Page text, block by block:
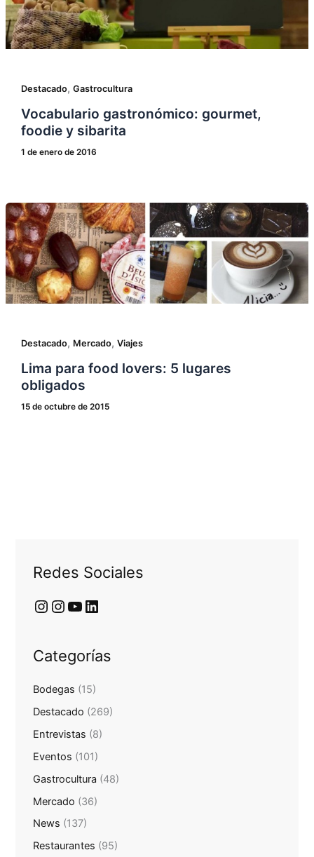
Destacado, Gastrocultura
Vocabulario gastronómico: gourmet,
foodie y sibarita
1 de enero de 2016
Destacado, Mercado, Viajes
Lima para food lovers: 5 lugares
obligados
15 de octubre de 2015
Redes Sociales
Categorías
Bodegas (15)
Destacado (269)
Entrevistas (8)
Eventos (101)
Gastrocultura (48)
Mercado (36)
News (137)
Restaurantes (95)